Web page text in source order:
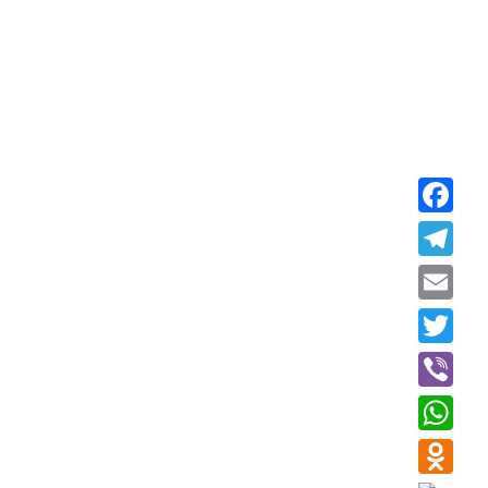
Telegram
Email
Twitter
Viber